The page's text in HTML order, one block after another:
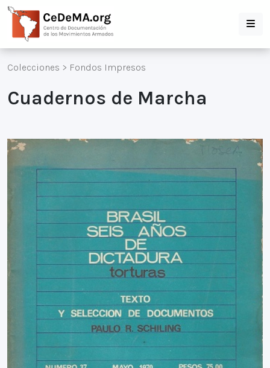
Colecciones > Fondos Impresos
Cuadernos de Marcha